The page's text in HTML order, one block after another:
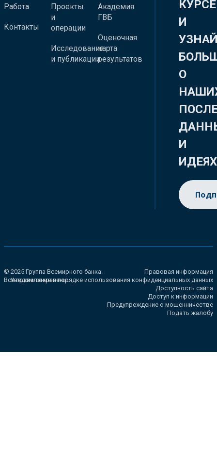
Работа
Контакты
Проекты
и
операции
Исследования
и публикации
Академия
ГВБ
Оценочная
карта
результатов
КУРСЕ
И
О
И
ИДЕЯХ
© 2025 Группа Всемирного банка.
Все права сохранены.
Правовая информация
Уведомление о порядке использования конфиденциальных данных
Доступность сайта
Доступ к информации
Предупреждение о мошенничестве
Подать жалобу